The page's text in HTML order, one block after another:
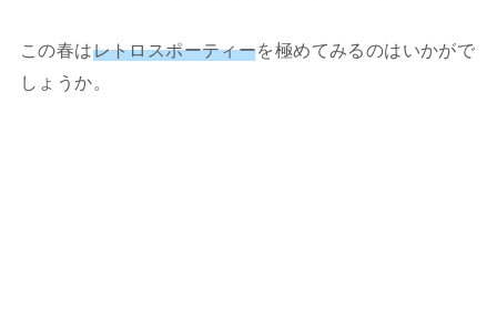
この春はレトロスポーティーを極めてみるのはいかがで
しょうか。